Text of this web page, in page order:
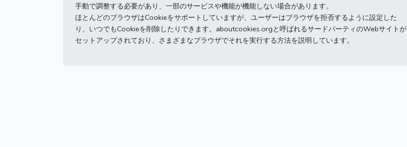
手動で調整する必要があり、一部のサービスや機能が機能しない場合があります。
ほとんどのブラウザはCookieをサポートしていますが、ユーザーはブラウザを拒否するように設定した
り、いつでもCookieを削除したりできます。 aboutcookies.orgと呼ばれるサードパーティのWebサイトが
セットアップされており、さまざまなブラウザでそれを実行する方法を説明しています。